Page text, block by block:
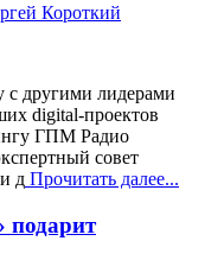
Короткий
с другими лидерами
digital‑проектов
ГПМ Радио
совет
д Прочитать далее...
подарит